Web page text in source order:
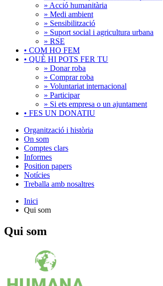
» Acció humanitària
» Medi ambient
» Sensibilització
» Suport social i agricultura urbana
» RSE
• COM HO FEM
• QUÈ HI POTS FER TU
» Donar roba
» Comprar roba
» Voluntariat internacional
» Participar
» Si ets empresa o un ajuntament
• FES UN DONATIU
Organització i història
On som
Comptes clars
Informes
Position papers
Notícies
Treballa amb nosaltres
Inici
Qui som
Qui som